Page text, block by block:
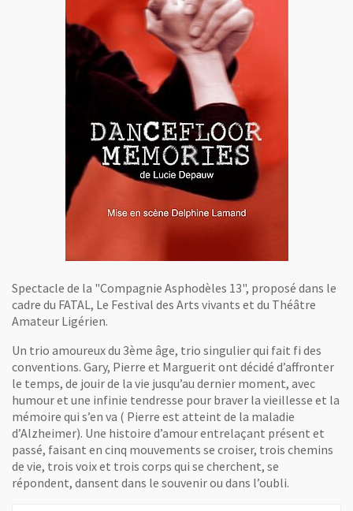
Spectacle de la "Compagnie Asphodèles 13", proposé dans le
cadre du FATAL, Le Festival des Arts vivants et du Théâtre
Amateur Ligérien.
Un trio amoureux du 3ème âge, trio singulier qui fait fi des
conventions. Gary, Pierre et Marguerit ont décidé d’affronter
le temps, de jouir de la vie jusqu’au dernier moment, avec
humour et une infinie tendresse pour braver la vieillesse et la
mémoire qui s’en va ( Pierre est atteint de la maladie
d’Alzheimer). Une histoire d’amour entrelaçant présent et
passé, faisant en cinq mouvements se croiser, trois chemins
de vie, trois voix et trois corps qui se cherchent, se
répondent, dansent dans le souvenir ou dans l’oubli.